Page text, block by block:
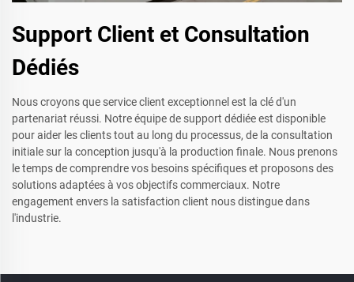
Support Client et Consultation
Dédiés
Nous croyons que service client exceptionnel est la clé d'un
partenariat réussi. Notre équipe de support dédiée est disponible
pour aider les clients tout au long du processus, de la consultation
initiale sur la conception jusqu'à la production finale. Nous prenons
le temps de comprendre vos besoins spécifiques et proposons des
solutions adaptées à vos objectifs commerciaux. Notre
engagement envers la satisfaction client nous distingue dans
l'industrie.